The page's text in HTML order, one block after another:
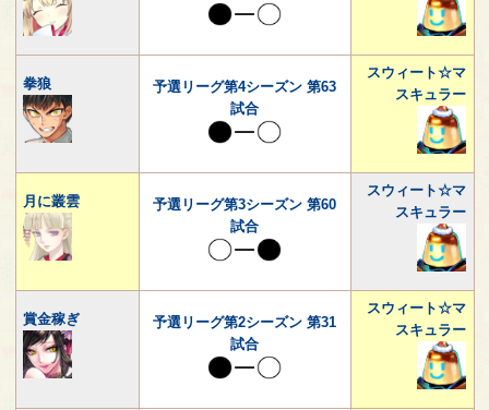
拳狼
予選リーグ第4シーズン 第63
試合
スウィート☆マ
スキュラー
月に叢雲
予選リーグ第3シーズン 第60
試合
スウィート☆マ
スキュラー
賞金稼ぎ
予選リーグ第2シーズン 第31
試合
スウィート☆マ
スキュラー